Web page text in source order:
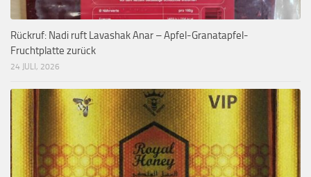
Rückruf: Nadi ruft Lavashak Anar – Apfel-Granatapfel-
Fruchtplatte zurück
24 JULI, 2026